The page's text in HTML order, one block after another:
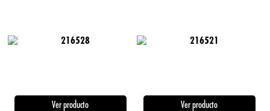
Ver producto Ver producto